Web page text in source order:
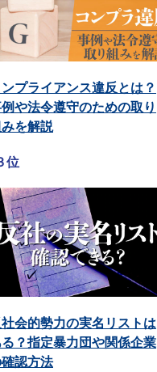
プライアンス違反とは？
や法令遵守のための取り
を解説
位
会的勢力の実名リストは
？指定暴力団や関係企業
認方法